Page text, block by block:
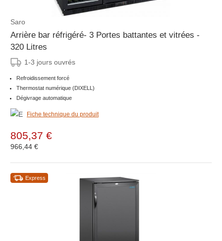
Saro
Arrière bar réfrigéré- 3 Portes battantes et vitrées -
320 Litres
1-3 jours ouvrés
Refroidissement forcé
Thermostat numérique (DIXELL)
Dégivrage automatique
Fiche technique du produit
805,37 €
966,44 €
Express